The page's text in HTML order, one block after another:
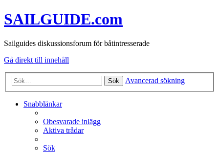
SAILGUIDE.com
Sailguides diskussionsforum för båtintresserade
Gå direkt till innehåll
Sök Avancerad sökning
Snabblänkar
Obesvarade inlägg
Aktiva trådar
Sök